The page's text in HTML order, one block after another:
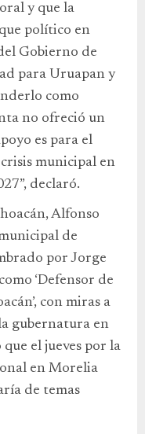
y que la
político en
Gobierno de
para Uruapan y
como
no ofreció un
es para el
municipal en
declaró.
Alfonso
de
por Jorge
‘Defensor de
con miras a
gubernatura en
el jueves por la
en Morelia
de temas